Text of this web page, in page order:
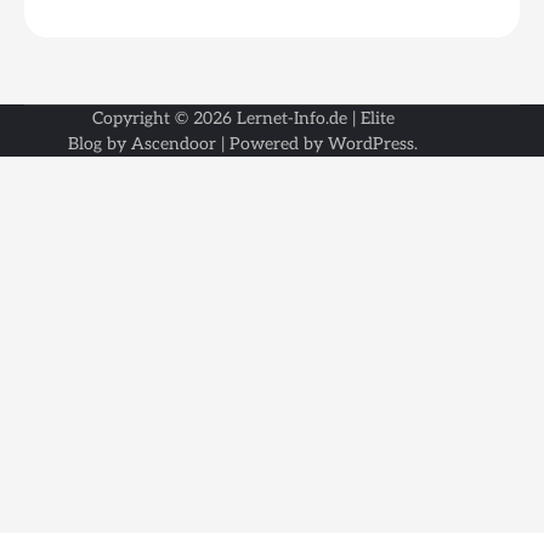
Copyright © 2026 Lernet-Info.de| Elite
Blog by Ascendoor | Powered by WordPress.